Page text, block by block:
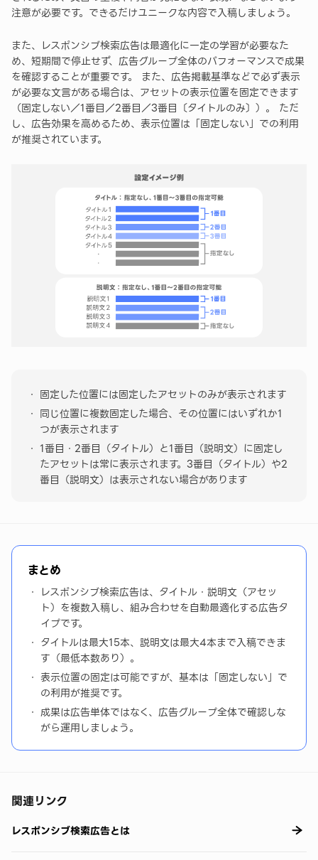
注意が必要です。できるだけユニークな内容で入稿しましょう。
また、レスポンシブ検索広告は最適化に一定の学習が必要なた
め、短期間で停止せず、広告グループ全体のパフォーマンスで成果
を確認することが重要です。 また、広告掲載基準などで必ず表示
が必要な文言がある場合は、アセットの表示位置を固定できます
（固定しない／1番目／2番目／3番目〔タイトルのみ〕）。 ただ
し、広告効果を高めるため、表示位置は「固定しない」での利用
が推奨されています。
固定した位置には固定したアセットのみが表示されます
同じ位置に複数固定した場合、その位置にはいずれか1
つが表示されます
1番目・2番目（タイトル）と1番目（説明文）に固定し
たアセットは常に表示されます。3番目（タイトル）や2
番目（説明文）は表示されない場合があります
まとめ
レスポンシブ検索広告は、タイトル・説明文（アセッ
ト）を複数入稿し、組み合わせを自動最適化する広告タ
イプです。
タイトルは最大15本、説明文は最大4本まで入稿できま
す（最低本数あり）。
表示位置の固定は可能ですが、基本は「固定しない」で
の利用が推奨です。
成果は広告単体ではなく、広告グループ全体で確認しな
がら運用しましょう。
関連リンク
レスポンシブ検索広告とは